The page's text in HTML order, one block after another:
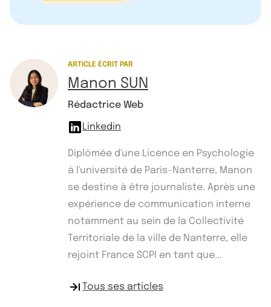
ARTICLE ÉCRIT PAR
Manon SUN
Rédactrice Web
Linkedin
Diplômée d'une Licence en Psychologie
à l'université de Paris-Nanterre, Manon
se destine à être journaliste. Après une
expérience de communication interne
notamment au sein de la Collectivité
Territoriale de la ville de Nanterre, elle
rejoint France SCPI en tant que...
Tous ses articles